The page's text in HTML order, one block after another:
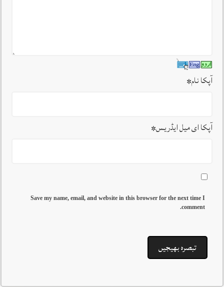
آپکا نام*
آپکا ای میل ایڈریس*
Save my name, email, and website in this browser for the next time I
comment.